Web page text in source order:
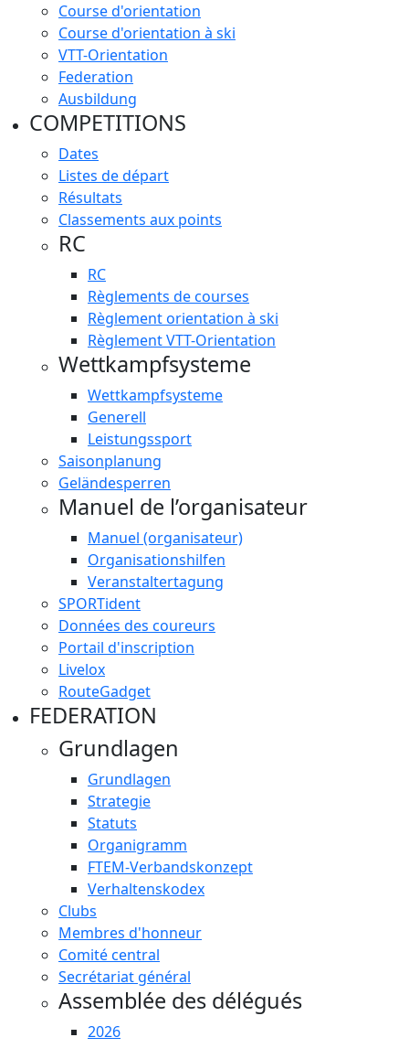
Course d'orientation
Course d'orientation à ski
VTT-Orientation
Federation
Ausbildung
COMPETITIONS
Dates
Listes de départ
Résultats
Classements aux points
RC
RC
Règlements de courses
Règlement orientation à ski
Règlement VTT-Orientation
Wettkampfsysteme
Wettkampfsysteme
Generell
Leistungssport
Saisonplanung
Geländesperren
Manuel de l’organisateur
Manuel (organisateur)
Organisationshilfen
Veranstaltertagung
SPORTident
Données des coureurs
Portail d'inscription
Livelox
RouteGadget
FEDERATION
Grundlagen
Grundlagen
Strategie
Statuts
Organigramm
FTEM-Verbandskonzept
Verhaltenskodex
Clubs
Membres d'honneur
Comité central
Secrétariat général
Assemblée des délégués
2026